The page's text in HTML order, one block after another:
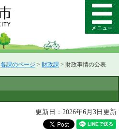
メ
ニ
ー
各課のページ > 財政課 > 財政事情の公表
更新日：2026年6月3日更新